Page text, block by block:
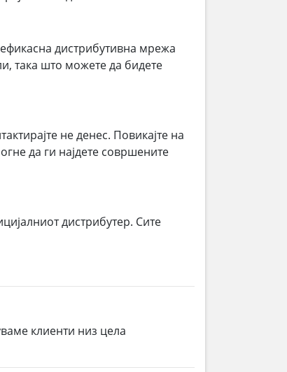
дистрибутивна мрежа
така што можете да бидете
не денес. Повикајте на
да ги најдете совршените
дистрибутер. Сите
клиенти низ цела